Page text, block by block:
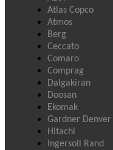
Atlas Copco
Atmos
Berg
Ceccato
Comaro
Comprag
Dalgakiran
Doosan
Ekomak
Gardner Denver
Hitachi
Ingersoll Rand